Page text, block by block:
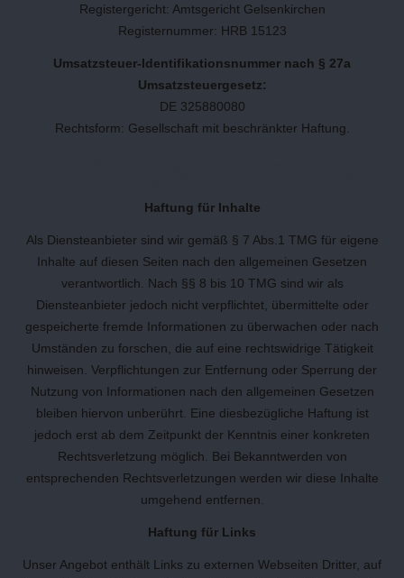
Registergericht: Amtsgericht Gelsenkirchen
Registernummer: HRB 15123
Umsatzsteuer-Identifikationsnummer nach § 27a
Umsatzsteuergesetz:
DE 325880080
Rechtsform: Gesellschaft mit beschränkter Haftung.
Haftung für Inhalte
Als Diensteanbieter sind wir gemäß § 7 Abs.1 TMG für eigene
Inhalte auf diesen Seiten nach den allgemeinen Gesetzen
verantwortlich. Nach §§ 8 bis 10 TMG sind wir als
Diensteanbieter jedoch nicht verpflichtet, übermittelte oder
gespeicherte fremde Informationen zu überwachen oder nach
Umständen zu forschen, die auf eine rechtswidrige Tätigkeit
hinweisen. Verpflichtungen zur Entfernung oder Sperrung der
Nutzung von Informationen nach den allgemeinen Gesetzen
bleiben hiervon unberührt. Eine diesbezügliche Haftung ist
jedoch erst ab dem Zeitpunkt der Kenntnis einer konkreten
Rechtsverletzung möglich. Bei Bekanntwerden von
entsprechenden Rechtsverletzungen werden wir diese Inhalte
umgehend entfernen.
Haftung für Links
Unser Angebot enthält Links zu externen Webseiten Dritter, auf